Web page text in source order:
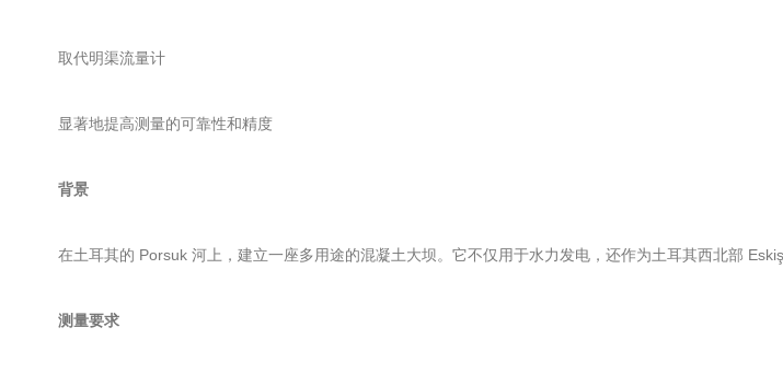
取代明渠流量计
显著地提高测量的可靠性和精度
背景
在土耳其的 Porsuk 河上，建立一座多用途的混凝土大坝。它不仅用于水力发电，还作为土耳其西北部
测量要求